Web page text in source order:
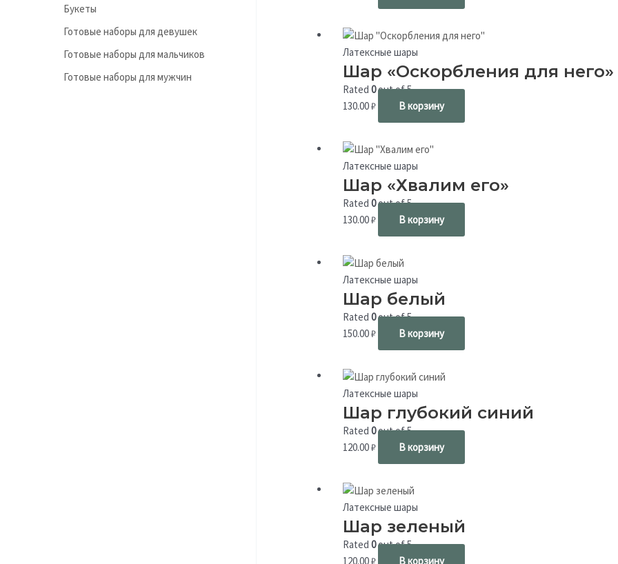
Букеты
Готовые наборы для девушек
Готовые наборы для мальчиков
Готовые наборы для мужчин
Латексные шары
Шар «Оскорбления для него»
Rated 0out of 5
130.00₽ В корзину
Латексные шары
Шар «Хвалим его»
Rated 0out of 5
130.00₽ В корзину
Латексные шары
Шар белый
Rated 0out of 5
150.00₽ В корзину
Латексные шары
Шар глубокий синий
Rated 0out of 5
120.00₽ В корзину
Латексные шары
Шар зеленый
Rated 0out of 5
120.00₽ В корзину